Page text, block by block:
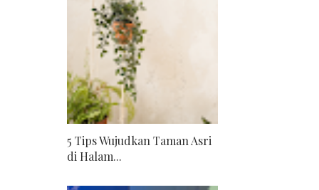
5 Tips Wujudkan Taman Asri
di Halam...